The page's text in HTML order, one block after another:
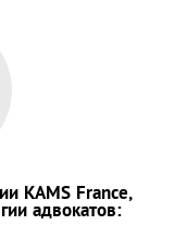
KAMS France,
адвокатов: